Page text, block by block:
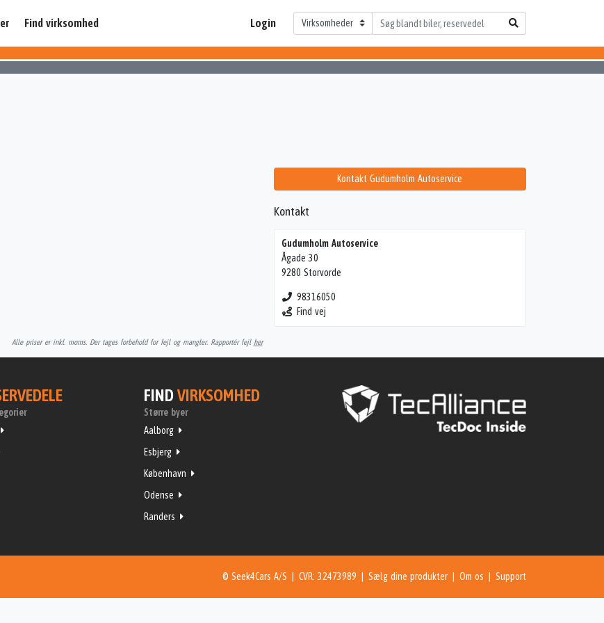
Find virksomhed Login
Kontakt Gudumholm Autoservice
Kontakt
Gudumholm Autoservice
Ågade 30
9280 Storvorde
98316050
Find vej
Alle priser er inkl. moms. Der tages forbehold for fejl og mangler. Rapportér fejl her
FINDVIRKSOMHED
Større byer
Aalborg
Esbjerg
København
Odense
Randers
© Seek4Cars A/S | CVR: 32473989 | Sælg dine produkter Om os Support